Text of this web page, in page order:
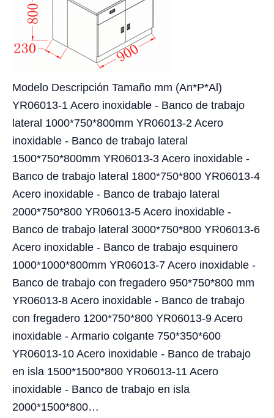
Modelo Descripción Tamaño mm (An*P*Al)
YR06013-1 Acero inoxidable - Banco de trabajo
lateral 1000*750*800mm YR06013-2 Acero
inoxidable - Banco de trabajo lateral
1500*750*800mm YR06013-3 Acero inoxidable -
Banco de trabajo lateral 1800*750*800 YR06013-4
Acero inoxidable - Banco de trabajo lateral
2000*750*800 YR06013-5 Acero inoxidable -
Banco de trabajo lateral 3000*750*800 YR06013-6
Acero inoxidable - Banco de trabajo esquinero
1000*1000*800mm YR06013-7 Acero inoxidable -
Banco de trabajo con fregadero 950*750*800 mm
YR06013-8 Acero inoxidable - Banco de trabajo
con fregadero 1200*750*800 YR06013-9 Acero
inoxidable - Armario colgante 750*350*600
YR06013-10 Acero inoxidable - Banco de trabajo
en isla 1500*1500*800 YR06013-11 Acero
inoxidable - Banco de trabajo en isla
2000*1500*800…